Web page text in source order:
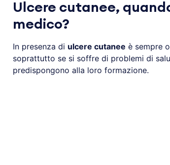
Ulcere cutanee,
medico?
In presenza di ulcere cutanee è sempre
soprattutto se si soffre di problemi di
predispongono alla loro formazione.